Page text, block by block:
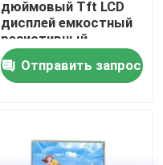
дюймовый Tft LCD
дисплей емкостный
резистивный
сенсорный Raspberry
Pi OS Ubuntu Windows
Отправить запрос